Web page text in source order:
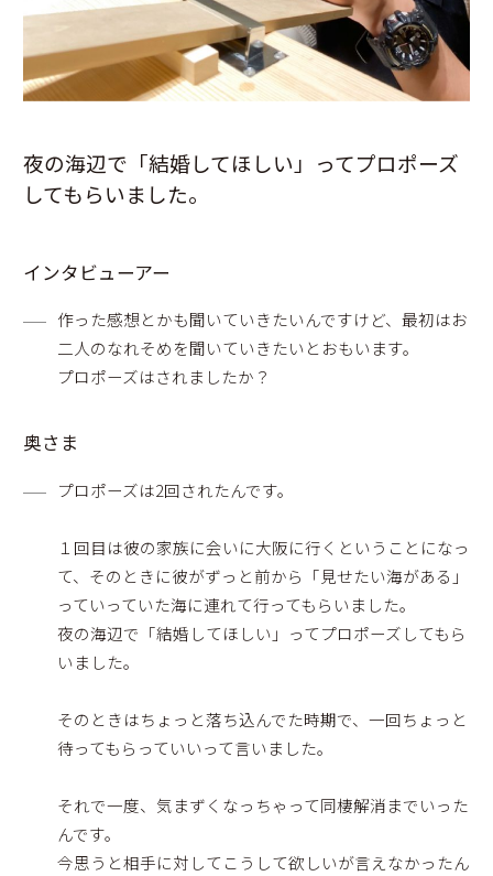
夜の海辺で「結婚してほしい」ってプロポーズ
してもらいました。
インタビューアー
作った感想とかも聞いていきたいんですけど、最初はお
二人のなれそめを聞いていきたいとおもいます。
プロポーズはされましたか？
奥さま
プロポーズは2回されたんです。
１回目は彼の家族に会いに大阪に行くということになっ
て、そのときに彼がずっと前から「見せたい海がある」
っていっていた海に連れて行ってもらいました。
夜の海辺で「結婚してほしい」ってプロポーズしてもら
いました。
そのときはちょっと落ち込んでた時期で、一回ちょっと
待ってもらっていいって言いました。
それで一度、気まずくなっちゃって同棲解消までいった
んです。
今思うと相手に対してこうして欲しいが言えなかったん